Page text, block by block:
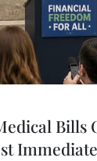
cuối năm bà
Bills